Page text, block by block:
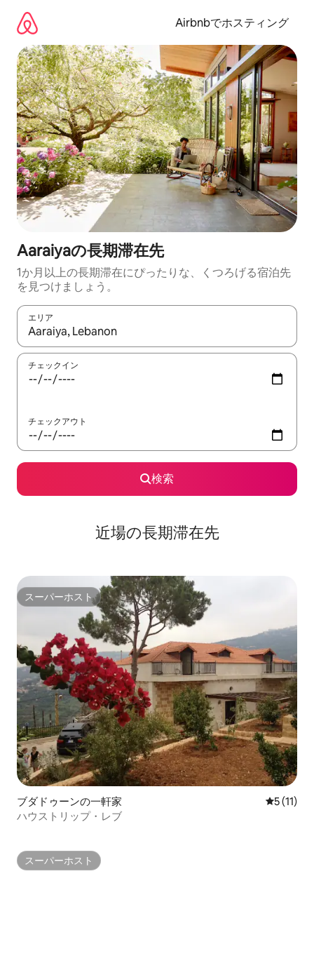
Airbnbでホスティング
Aaraiyaの長期滞在先
1か月以上の長期滞在にぴったりな、くつろげる宿泊先
を見つけましょう。
エリア
検索結果が表示されたら、上下の矢印キーを使って移動するか
チェックイン
チェックアウト
検索
近場の長期滞在先
スーパーホスト
スーパーホスト
ブダドゥーンの一軒家 レビュー
5 (11)
ハウストリップ・レブ
スーパーホスト
スーパーホスト